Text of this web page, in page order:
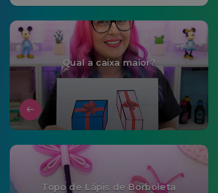
Qual a caixa maior?
Topo de Lápis de Borboleta